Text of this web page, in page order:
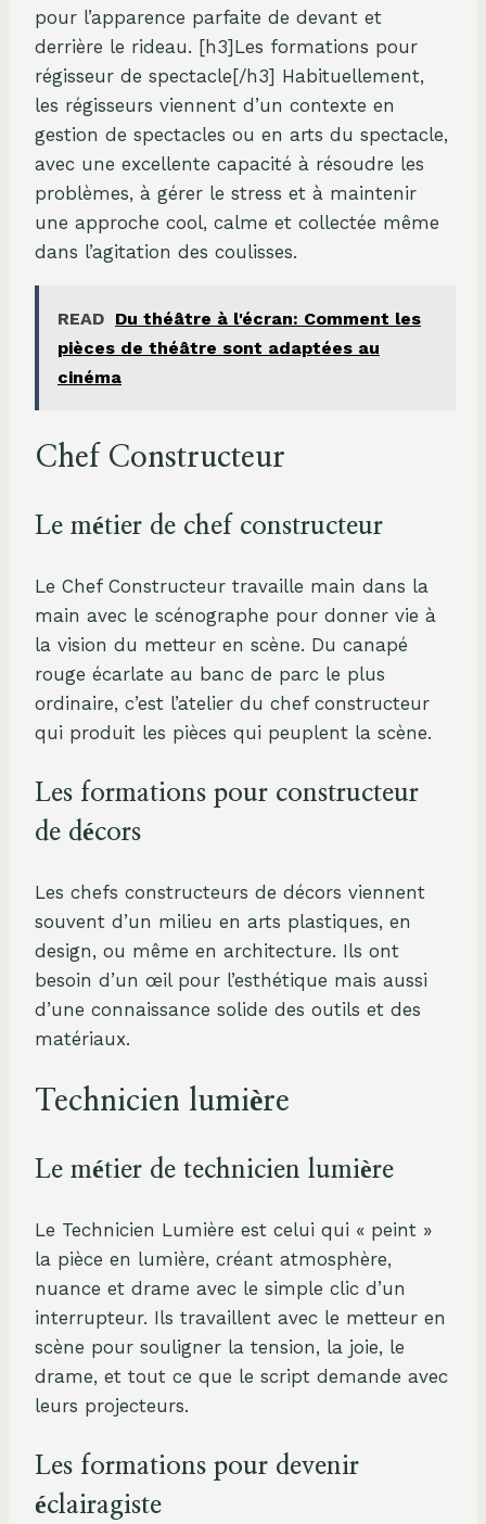
pour l’apparence parfaite de devant et
derrière le rideau. [h3]Les formations pour
régisseur de spectacle[/h3] Habituellement,
les régisseurs viennent d’un contexte en
gestion de spectacles ou en arts du spectacle,
avec une excellente capacité à résoudre les
problèmes, à gérer le stress et à maintenir
une approche cool, calme et collectée même
dans l’agitation des coulisses.
READ Du théâtre à l'écran: Comment les
pièces de théâtre sont adaptées au
cinéma
Chef Constructeur
Le métier de chef constructeur
Le Chef Constructeur travaille main dans la
main avec le scénographe pour donner vie à
la vision du metteur en scène. Du canapé
rouge écarlate au banc de parc le plus
ordinaire, c’est l’atelier du chef constructeur
qui produit les pièces qui peuplent la scène.
Les formations pour constructeur
de décors
Les chefs constructeurs de décors viennent
souvent d’un milieu en arts plastiques, en
design, ou même en architecture. Ils ont
besoin d’un œil pour l’esthétique mais aussi
d’une connaissance solide des outils et des
matériaux.
Technicien lumière
Le métier de technicien lumière
Le Technicien Lumière est celui qui « peint »
la pièce en lumière, créant atmosphère,
nuance et drame avec le simple clic d’un
interrupteur. Ils travaillent avec le metteur en
scène pour souligner la tension, la joie, le
drame, et tout ce que le script demande avec
leurs projecteurs.
Les formations pour devenir
éclairagiste